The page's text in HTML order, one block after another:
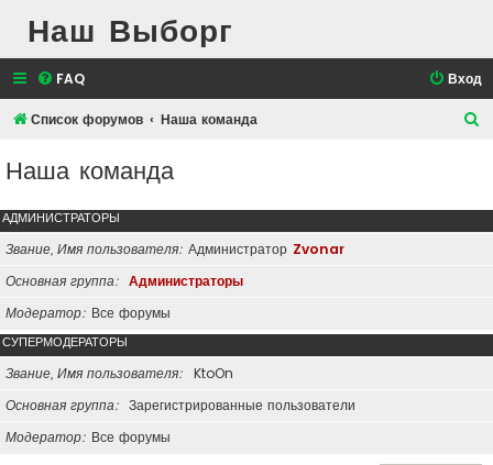
Наш Выборг
FAQ Вход
Список форумов Наша команда
к
Наша команда
АДМИНИСТРАТОРЫ
Звание, Имя пользователя Администратор Zvonar
Основная группа
Администраторы
Модератор Все форумы
СУПЕРМОДЕРАТОРЫ
Звание, Имя пользователя
KtoOn
Основная группа
Зарегистрированные пользователи
Модератор Все форумы